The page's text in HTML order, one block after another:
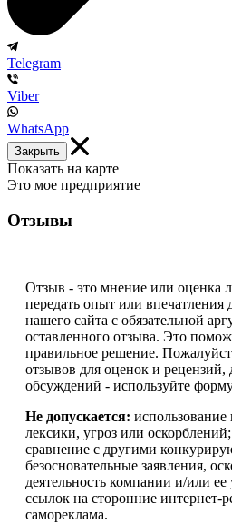
Telegram
Viber
WhatsApp
Закрыть
Показать на карте
Это мое предприятие
Отзывы
Отзыв - это мнение или оценка
передать опыт или впечатления
нашего сайта с обязательной
оставленного отзыва. Это
правильное решение.
отзывов для оценок и рецензий,
обсуждений - используйте
Не допускается:
лексики, угроз или
сравнение с другими
безосновательные заявления,
деятельность компании и/или
ссылок на сторонние интернет-
самореклама.